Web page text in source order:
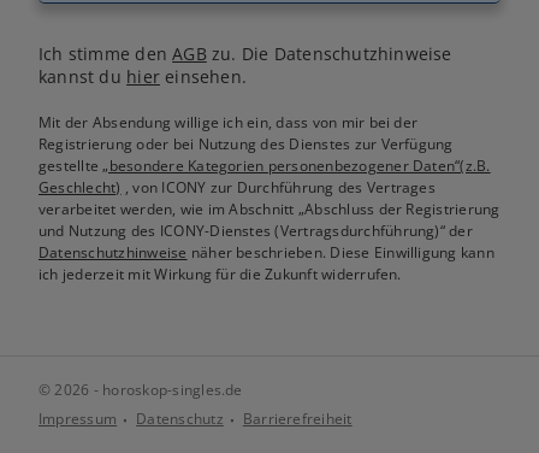
Ich stimme denAGB zu. Die Datenschutzhinweise
kannst du hiereinsehen.
Mit der Absendung willige ich ein, dass von mir bei der
Registrierung oder bei Nutzung des Dienstes zur Verfügung
gestellte„besondere Kategorien personenbezogener Daten“(z.B.
Geschlecht) , von ICONY zur Durchführung des Vertrages
verarbeitet werden, wie im Abschnitt „Abschluss der Registrierung
und Nutzung des ICONY-Dienstes (Vertragsdurchführung)“ der
Datenschutzhinweise näher beschrieben. Diese Einwilligung kann
ich jederzeit mit Wirkung für die Zukunft widerrufen.
© 2026 - horoskop-singles.de
Impressum
Datenschutz Barrierefreiheit